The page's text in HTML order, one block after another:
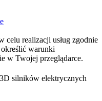
celu realizacji usług zgodnie
warunki
w Twojej przeglądarce.
silników elektrycznych